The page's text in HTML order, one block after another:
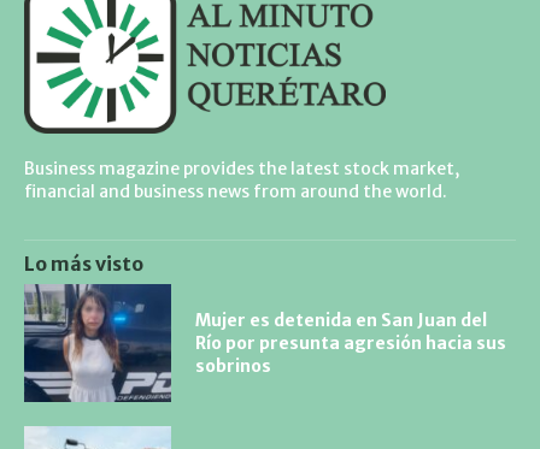
Business magazine provides the latest stock market,
financial and business news from around the world.
Lo más visto
Mujer es detenida en San Juan del
Río por presunta agresión hacia sus
sobrinos